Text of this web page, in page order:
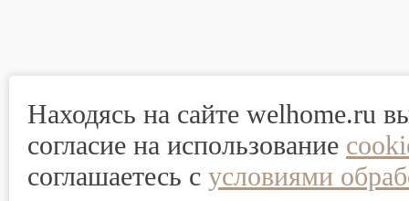
Находясь на сайте welhome.ru
согласие на использование
соглашаетесь с условиями